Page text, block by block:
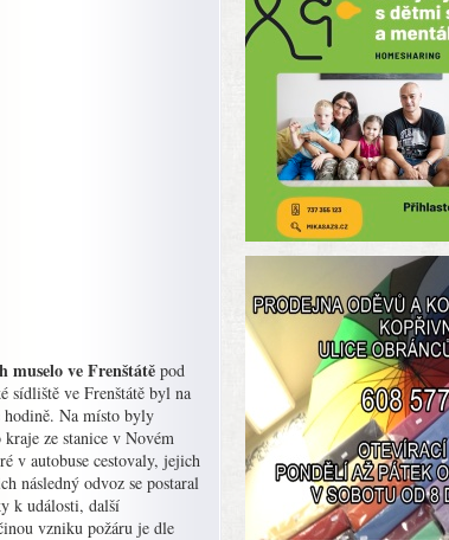
muselo ve Frenštátě pod
sídliště ve Frenštátě byl na
hodině. Na místo byly
ze stanice v Novém
v autobuse cestovaly, jejich
následný odvoz se postaral
k události, další
vzniku požáru je dle